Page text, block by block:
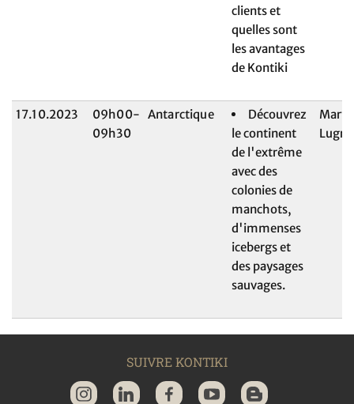
clients et
quelles sont
les avantages
de Kontiki
17.10.2023
09h00-
09h30
Antarctique
Découvrez
le continent
de l'extrême
avec des
colonies de
manchots,
d'immenses
icebergs et
des paysages
sauvages.
SUIVRE KONTIKI